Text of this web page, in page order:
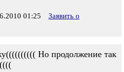
01:25
Заявить о
Но продолжение так